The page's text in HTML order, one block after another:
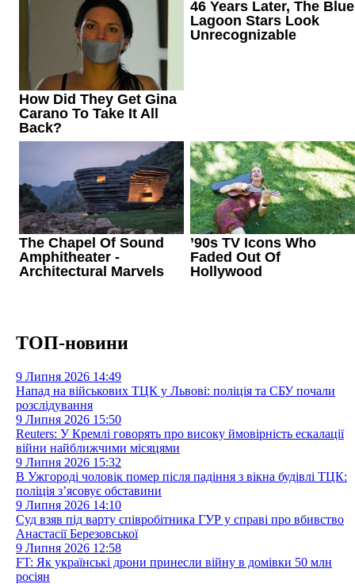
ТОП-новини
9 Липня 2026 14:49
Напад на військових ТЦК у Львові: поліція та СБУ почали
розслідування
9 Липня 2026 15:50
Reuters: У Кремлі говорять про високу ймовірність ескалації
війни найближчими місяцями
9 Липня 2026 15:32
В Ужгороді чоловік помер після падіння з вікна будівлі ТЦК:
поліція з’ясовує обставини
9 Липня 2026 14:10
Суд взяв під варту співробітника ГУР у справі про вбивство
Анастасії Березовської
9 Липня 2026 12:58
FT: Як українські дрони принесли війну в домівки 50 млн
росіян